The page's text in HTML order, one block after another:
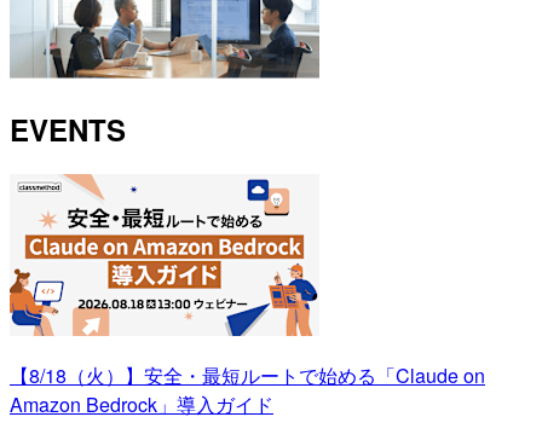
EVENTS
【8/18（火）】安全・最短ルートで始める「Claude on
Amazon Bedrock」導入ガイド